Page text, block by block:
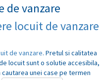
de vanzare
locuit de vanzare
de vanzare. Pretul si calitatea
locuit sunt o solutie accesibila,
unei case pe termen